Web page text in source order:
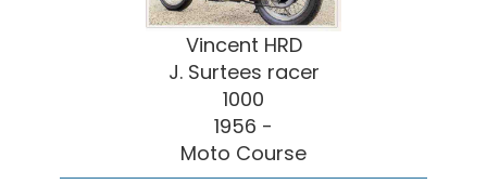
Vincent HRD
J. Surtees racer
1000
1956 -
Moto Course